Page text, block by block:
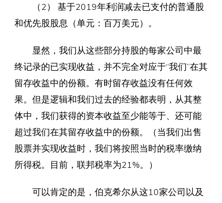
（2） 基于2019年利润减去已支付的普通股
和优先股股息（单元：百万美元）。
显然，我们从这些部分持股的每家公司中最
终记录的已实现收益，并不完全对应于“我们”在其
留存收益中的份额。有时留存收益没有任何效
果。但是逻辑和我们过去的经验都表明，从其整
体中，我们获得的资本收益至少能等于、还可能
超过我们在其留存收益中的份额。（当我们出售
股票并实现收益时，我们将按照当时的税率缴纳
所得税。目前，联邦税率为21%。）
可以肯定的是，伯克希尔从这10家公司以及